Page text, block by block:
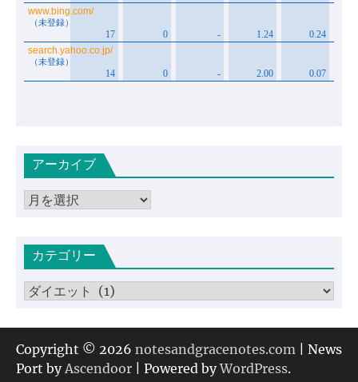
アーカイブ
ア
イカテゴリー
カ
ゴ
リ
ー
Copyright © 2026 notesandgracenotes.com | News
Port byAscendoor | Powered byWordPress.